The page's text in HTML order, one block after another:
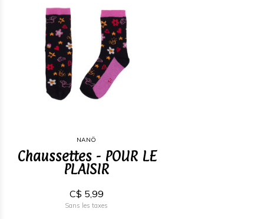
NANÖ
Chaussettes - POUR LE
PLAISIR
C$ 5,99
Sans les taxes